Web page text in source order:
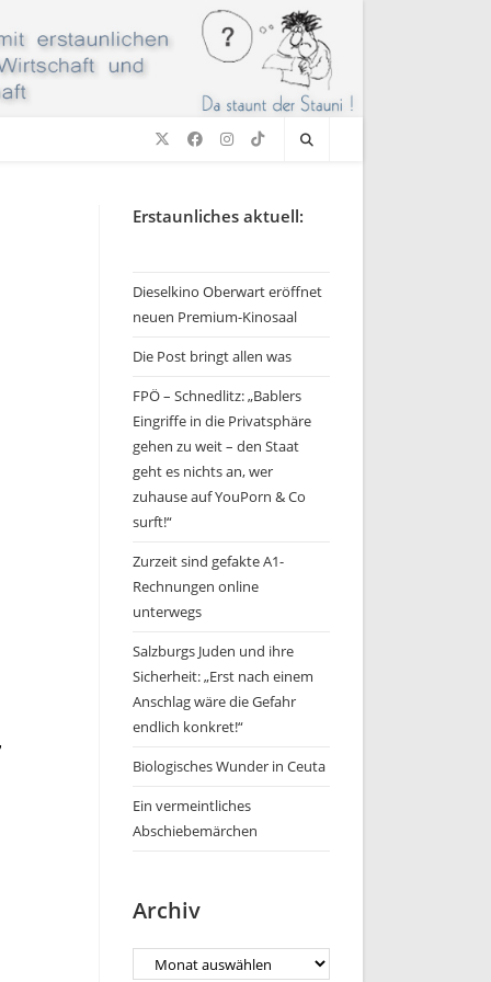
Erstaunliches aktuell:
Dieselkino Oberwart eröffnet
neuen Premium-Kinosaal
Die Post bringt allen was
FPÖ – Schnedlitz: „Bablers
Eingriffe in die Privatsphäre
gehen zu weit – den Staat
geht es nichts an, wer
zuhause auf YouPorn & Co
surft!“
Zurzeit sind gefakte A1-
Rechnungen online
unterwegs
Salzburgs Juden und ihre
Sicherheit: „Erst nach einem
Anschlag wäre die Gefahr
endlich konkret!“
Biologisches Wunder in Ceuta
Ein vermeintliches
Abschiebemärchen
Archiv